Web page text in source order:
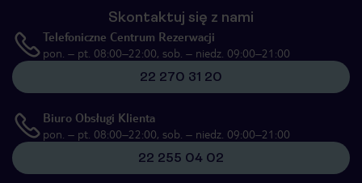
Skontaktuj się z nami
Telefoniczne Centrum Rezerwacji
pon. – pt. 08:00–22:00, sob. – niedz. 09:00–21:00
22 270 31 20
Biuro Obsługi Klienta
pon. – pt. 08:00–22:00, sob. – niedz. 09:00–21:00
22 255 04 02